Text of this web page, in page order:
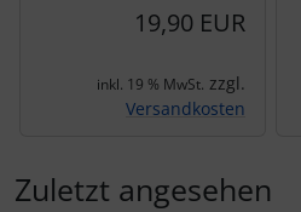
19,90 EUR
inkl. 19 % MwSt. zzgl.
Versandkosten
Zuletzt angesehen